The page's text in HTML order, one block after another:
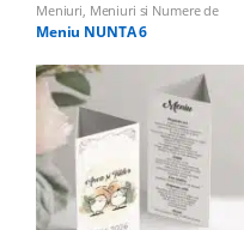
Meniuri, Meniuri si Numere de
masa
Meniu NUNTA 6